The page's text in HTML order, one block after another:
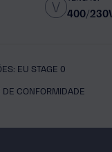
400/
EU STAGE 0
DE CONFORMIDADE